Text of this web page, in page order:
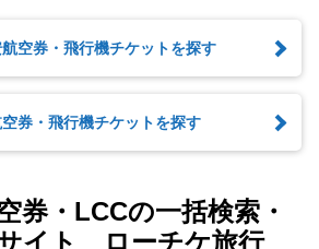
空券・飛行機チケットを探す
券・飛行機チケットを探す
券・LCCの一括検索・
イト ローチケ旅行